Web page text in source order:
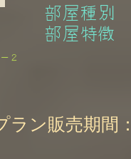
部屋種別
部屋特徴
２
ラン販売期間